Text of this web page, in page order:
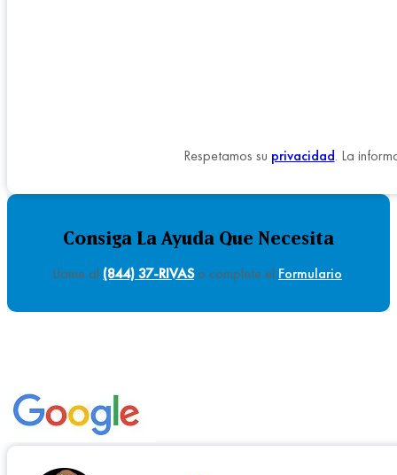
Respetamos su privacidad. La
Consiga La Ayuda Que Necesita
Llame al (844) 37-RIVASo complete el Formulario.